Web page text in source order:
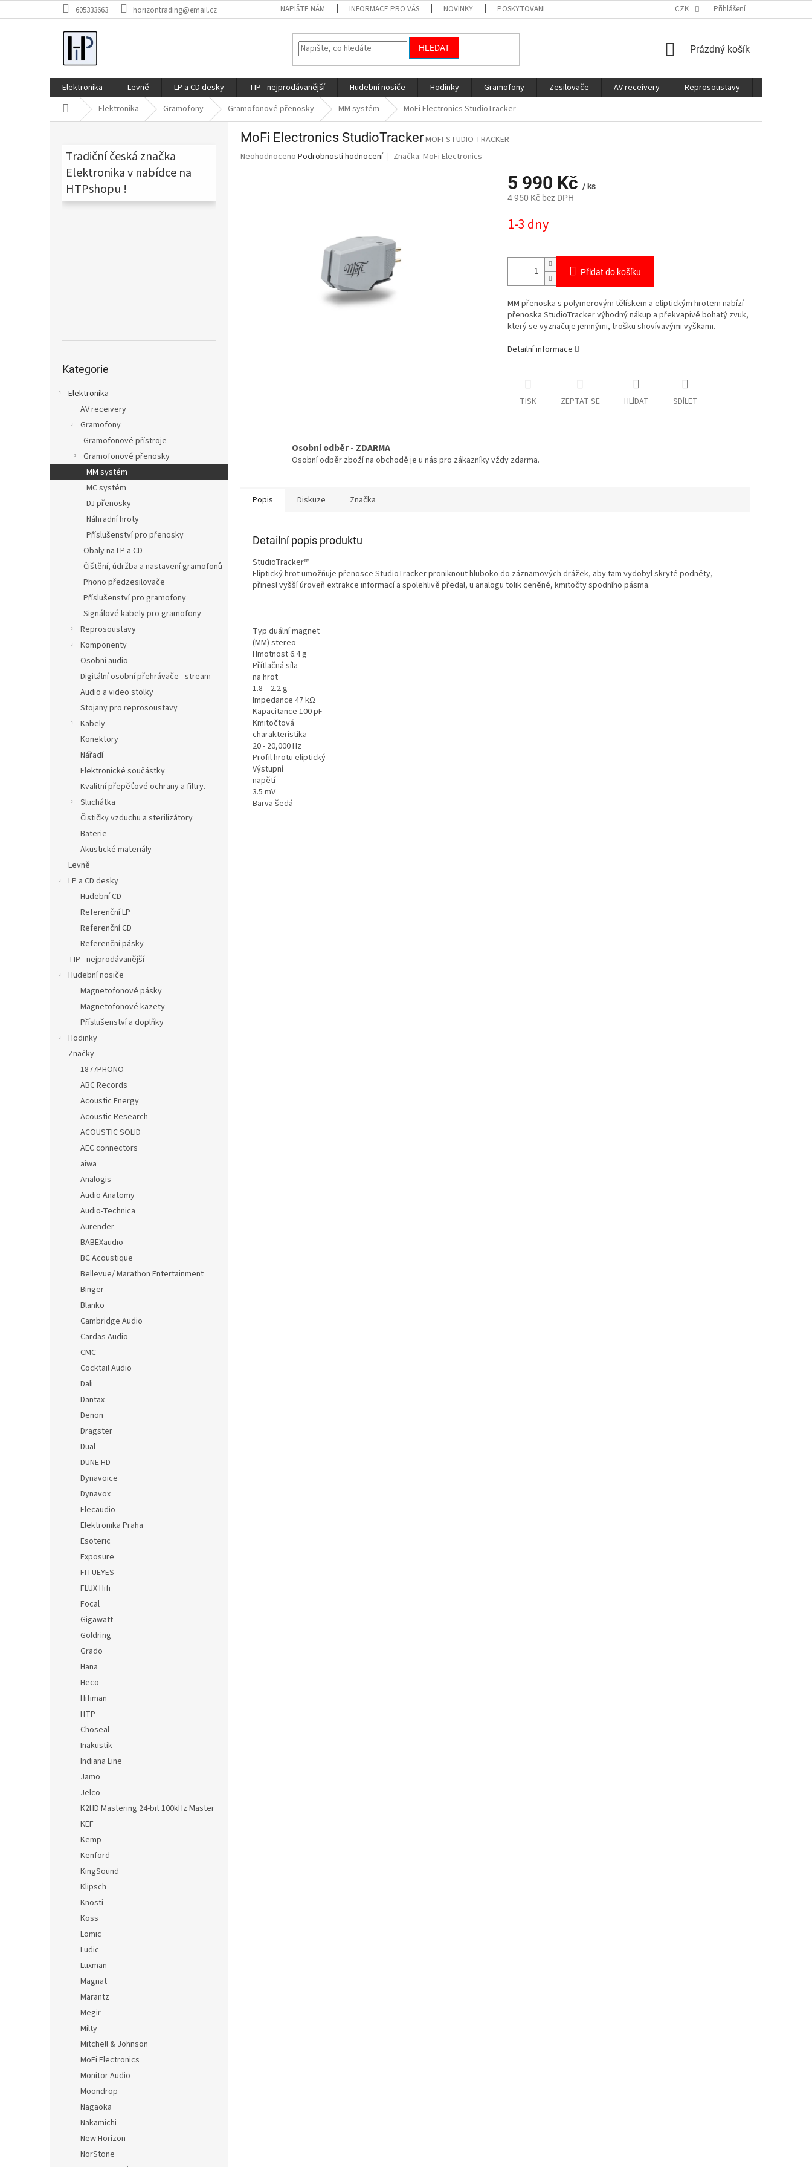
na
605333663 horizontrading@email.cz NAPIŠTE NÁM INFORMACE PRO VÁS NOVINKY POSKYTOVANÉ SLUŽBY CZK Přihlášení
HLEDAT
NÁKUPNÍ
Prázdný košík
Elektronika Levně LP a CD desky TIP - nejprodávanější Hudební nosiče Hodinky Gramofony Zesilovače AV receivery Reprosoustavy
Domů Elektronika Gramofony Gramofonové přenosky MM systém MoFi Electronics StudioTracker
Tradiční česká značka
Elektronika v nabídce na
HTPshopu !
kategorie
Kategorie
Elektronika
AV receivery
Gramofony
Gramofonové přístroje
Gramofonové přenosky
MM systém
MC systém
DJ přenosky
Náhradní hroty
Příslušenství pro přenosky
Obaly na LP a CD
Čištění, údržba a nastavení gramofonů
Phono předzesilovače
Příslušenství pro gramofony
Signálové kabely pro gramofony
Reprosoustavy
Komponenty
Osobní audio
Digitální osobní přehrávače - stream
Audio a video stolky
Stojany pro reprosoustavy
Kabely
Konektory
Nářadí
Elektronické součástky
Kvalitní přepěťové ochrany a filtry.
Sluchátka
Čističky vzduchu a sterilizátory
Baterie
Akustické materiály
Levně
LP a CD desky
Hudební CD
Referenční LP
Referenční CD
Referenční pásky
TIP - nejprodávanější
Hudební nosiče
Magnetofonové pásky
Magnetofonové kazety
Příslušenství a doplňky
Hodinky
Značky
1877PHONO
ABC Records
Acoustic Energy
Acoustic Research
ACOUSTIC SOLID
AEC connectors
aiwa
Analogis
Audio Anatomy
Audio-Technica
Aurender
BABEXaudio
BC Acoustique
Bellevue/ Marathon Entertainment
Binger
Blanko
Cambridge Audio
Cardas Audio
CMC
Cocktail Audio
Dali
Dantax
Denon
Dragster
Dual
DUNE HD
Dynavoice
Dynavox
Elecaudio
Elektronika Praha
Esoteric
Exposure
FITUEYES
FLUX Hifi
Focal
Gigawatt
Goldring
Grado
Hana
Heco
Hifiman
HTP
Choseal
Inakustik
Indiana Line
Jamo
Jelco
K2HD Mastering 24-bit 100kHz Master
KEF
Kemp
Kenford
KingSound
Klipsch
Knosti
Koss
Lomic
Ludic
Luxman
Magnat
Marantz
Megir
Milty
Mitchell & Johnson
MoFi Electronics
Monitor Audio
Moondrop
Nagaoka
Nakamichi
New Horizon
NorStone
MoFi Electronics StudioTrackerMOFI-STUDIO-TRACKER
Průměrné
Neohodnoceno Podrobnosti hodnocení Značka: MoFi Electronics
5 990 Kč / ks
4 950 Kč bez DPH
cena:
1-3 dny
Přidat do košíku
MM přenoska s polymerovým tělískem a eliptickým hrotem nabízí
přenoska StudioTracker výhodný nákup a překvapivě bohatý zvuk,
který se vyznačuje jemnými, trošku shovívavými vyškami.
Detailní informace
TISK ZEPTAT SE HLÍDAT SDÍLET
Osobní odběr - ZDARMA
Osobní odběr zboží na obchodě je u nás pro zákazníky vždy zdarma.
Popis Diskuze Značka
Detailní popis produktu
StudioTracker™
Eliptický hrot umožňuje přenosce StudioTracker proniknout hluboko do záznamových drážek, aby tam vydobyl skryté podněty,
přinesl vyšší úroveň extrakce informací a spolehlivě předal, u analogu tolik ceněné, kmitočty spodního pásma.
Typ duální magnet
(MM) stereo
Hmotnost 6.4 g
Přítlačná síla
na hrot
1.8 – 2.2 g
Impedance 47 kΩ
Kapacitance 100 pF
Kmitočtová
charakteristika
20 - 20,000 Hz
Profil hrotu eliptický
Výstupní
napětí
3.5 mV
Barva šedá